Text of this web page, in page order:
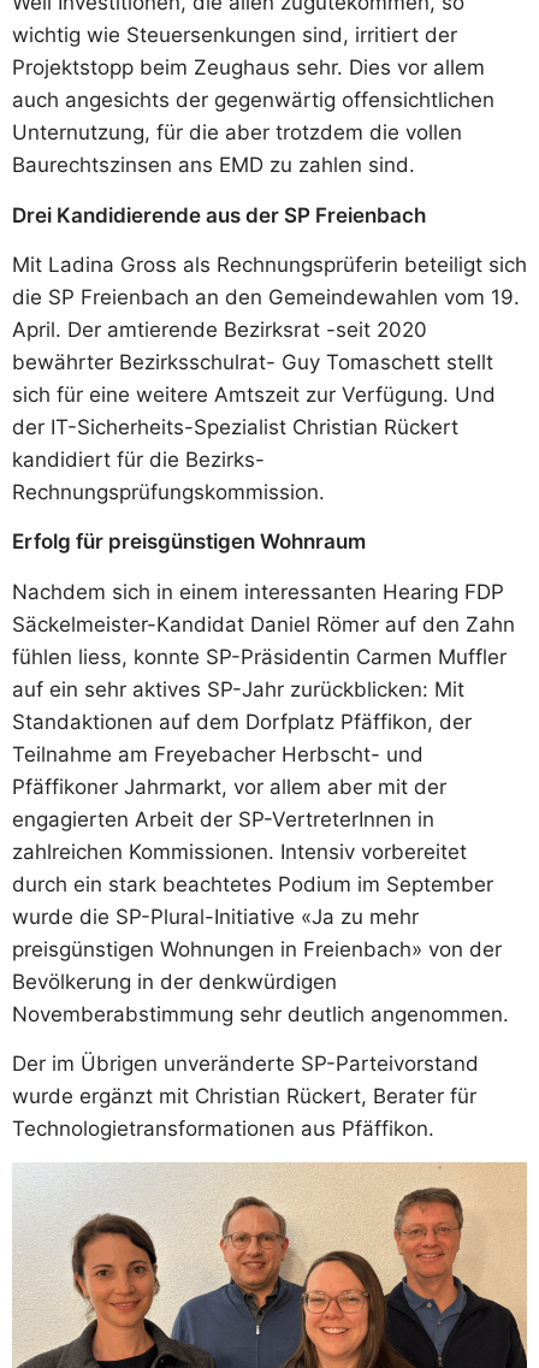
wichtig wie Steuersenkungen sind, irritiert der
Projektstopp beim Zeughaus sehr. Dies vor allem
auch angesichts der gegenwärtig offensichtlichen
Unternutzung, für die aber trotzdem die vollen
Baurechtszinsen ans EMD zu zahlen sind.
Drei Kandidierende aus der SP Freienbach
Mit Ladina Gross als Rechnungsprüferin beteiligt sich
die SP Freienbach an den Gemeindewahlen vom 19.
April. Der amtierende Bezirksrat -seit 2020
bewährter Bezirksschulrat- Guy Tomaschett stellt
sich für eine weitere Amtszeit zur Verfügung. Und
der IT-Sicherheits-Spezialist Christian Rückert
kandidiert für die Bezirks-
Rechnungsprüfungskommission.
Erfolg für preisgünstigen Wohnraum
Nachdem sich in einem interessanten Hearing FDP
Säckelmeister-Kandidat Daniel Römer auf den Zahn
fühlen liess, konnte SP-Präsidentin Carmen Muffler
auf ein sehr aktives SP-Jahr zurückblicken: Mit
Standaktionen auf dem Dorfplatz Pfäffikon, der
Teilnahme am Freyebacher Herbscht- und
Pfäffikoner Jahrmarkt, vor allem aber mit der
engagierten Arbeit der SP-VertreterInnen in
zahlreichen Kommissionen. Intensiv vorbereitet
durch ein stark beachtetes Podium im September
wurde die SP-Plural-Initiative «Ja zu mehr
preisgünstigen Wohnungen in Freienbach» von der
Bevölkerung in der denkwürdigen
Novemberabstimmung sehr deutlich angenommen.
Der im Übrigen unveränderte SP-Parteivorstand
wurde ergänzt mit Christian Rückert, Berater für
Technologietransformationen aus Pfäffikon.